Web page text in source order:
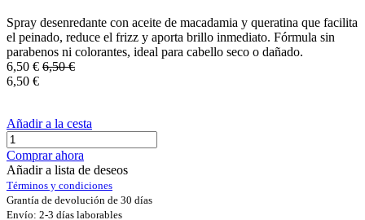
Spray desenredante con aceite de macadamia y queratina que facilita
el peinado, reduce el frizz y aporta brillo inmediato. Fórmula sin
parabenos ni colorantes, ideal para cabello seco o dañado.
6,50 € 6,50€
6,50 €
Añadir a la cesta
Comprar ahora
Añadir a lista de deseos
Términos y condiciones
Grantía de devolución de 30 días
Envío: 2-3 días laborables